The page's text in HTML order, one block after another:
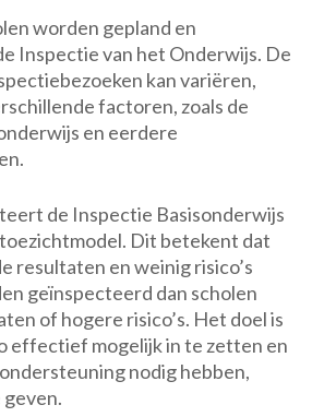
worden gepland en
Inspectie van het Onderwijs. De
kan variëren,
factoren, zoals de
en eerdere
de Inspectie Basisonderwijs
Dit betekent dat
resultaten en weinig risico’s
geïnspecteerd dan scholen
of hogere risico’s. Het doel is
effectief mogelijk in te zetten en
nodig hebben,